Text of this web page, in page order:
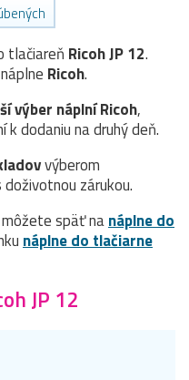
tlačiareň Ricoh JP 12.
Ricoh.
výber náplní Ricoh,
dodaniu na druhý deň.
výberom
doživotnou zárukou.
späť nanáplne do
náplne do tlačiarne
JP 12